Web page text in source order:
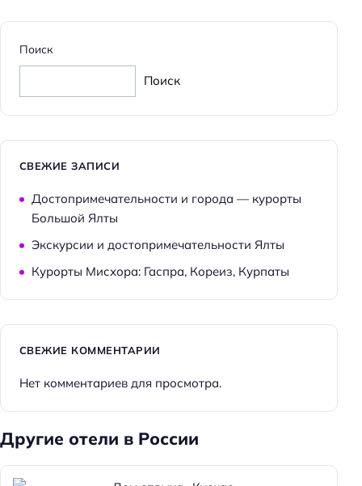
Достижения
Хорошее место
Парковка
Пляжная линия: 1-я линия
Поиск
Поиск
СВЕЖИЕ ЗАПИСИ
Достопримечательности и города — курорты
Большой Ялты
Экскурсии и достопримечательности Ялты
Курорты Мисхора: Гаспра, Кореиз, Курпаты
СВЕЖИЕ КОММЕНТАРИИ
Нет комментариев для просмотра.
Другие отели в России